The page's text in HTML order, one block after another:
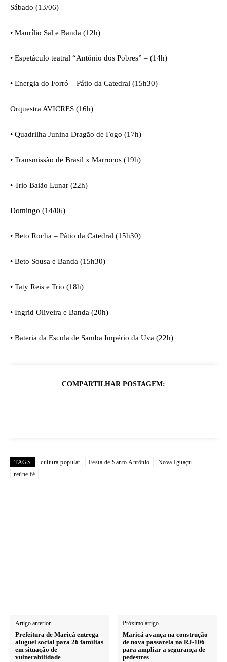
Sábado (13/06)
• Maurílio Sal e Banda (12h)
• Espetáculo teatral “Antônio dos Pobres” – (14h)
• Energia do Forró – Pátio da Catedral (15h30)
Orquestra AVICRES (16h)
• Quadrilha Junina Dragão de Fogo (17h)
• Transmissão de Brasil x Marrocos (19h)
• Trio Baião Lunar (22h)
Domingo (14/06)
• Beto Rocha – Pátio da Catedral (15h30)
• Beto Sousa e Banda (15h30)
• Taty Reis e Trio (18h)
• Ingrid Oliveira e Banda (20h)
• Bateria da Escola de Samba Império da Uva (22h)
COMPARTILHAR POSTAGEM:
TAGS cultura popular Festa de Santo Antônio
Nova Iguaçu
reúne fé
Artigo anterior
Prefeitura de Maricá entrega
aluguel social para 26 famílias
em situação de
vulnerabilidade
Próximo artigo
Maricá avança na construção
de nova passarela na RJ-106
para ampliar a segurança de
pedestres